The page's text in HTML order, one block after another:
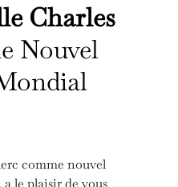
Charles
Nouvel
comme nouvel
le plaisir de vous